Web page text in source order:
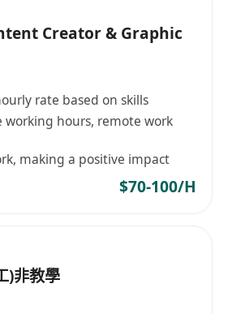
Creator & Graphic
rate based on skills
working hours, remote work
making a positive impact
$70-100/H
)非教學